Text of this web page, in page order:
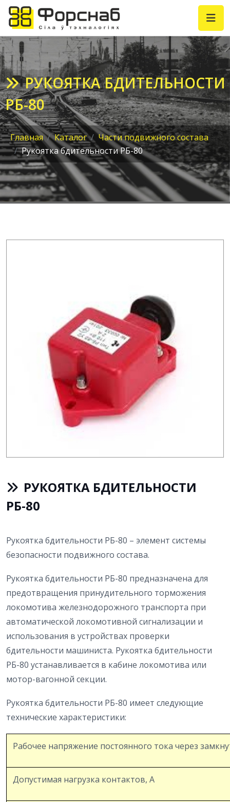
РУКОЯТКА БДИТЕЛЬНОСТИ
РБ-80
Главная Каталог
Части подвижного состава
Рукоятка бдительности РБ-80
РУКОЯТКА БДИТЕЛЬНОСТИ
РБ-80
Рукоятка бдительности РБ-80 – элемент системы
безопасности подвижного состава.
Рукоятка бдительности РБ-80 предназначена для
предотвращения принудительного торможения
локомотива железнодорожного транспорта при
автоматической локомотивной сигнализации и
использования в устройствах проверки
бдительности машиниста. Рукоятка бдительности
РБ-80 устанавливается в кабине локомотива или
мотор-вагонной секции.
Рукоятка бдительности РБ-80 имеет следующие
технические характеристики:
Рабочее напряжение постоянного тока через
Допустимая нагрузка контактов, А